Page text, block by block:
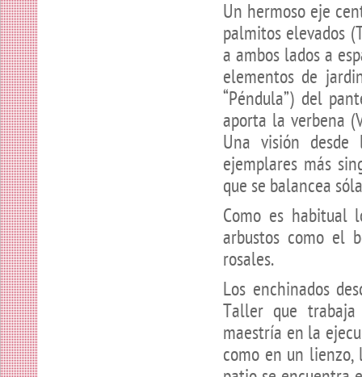
Un hermoso eje
palmitos elevados
a ambos lados a
elementos de
“Péndula”) del
aporta la verbena
Una visión
ejemplares más
que se balancea
Como es habitual
arbustos como el
rosales.
Los enchinados
Taller que trabaja
maestría en la
como en un